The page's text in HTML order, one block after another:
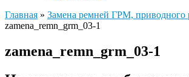
Главная » Замена ремней ГРМ, приводного
zamena_remn_grm_03-1
zamena_remn_grm_03-1